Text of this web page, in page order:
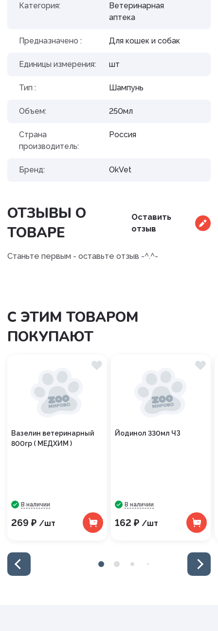
Категория:
Ветеринарная
аптека
Предназначено : Для кошек и собак
Единицы измерения: шт
Тип : Шампунь
Объем: 250мл
Страна
производитель:
Россия
Бренд: OkVet
ОТЗЫВЫ О
ТОВАРЕ
Оставить
отзыв
Станьте первым - оставьте отзыв -^.^-
С ЭТИМ ТОВАРОМ
ПОКУПАЮТ
Вазелин ветеринарный
800гр ( МЕДХИМ )
В наличии
269 ₽ /шт
Йодинол 330мл ЧЗ
В наличии
162 ₽ /шт